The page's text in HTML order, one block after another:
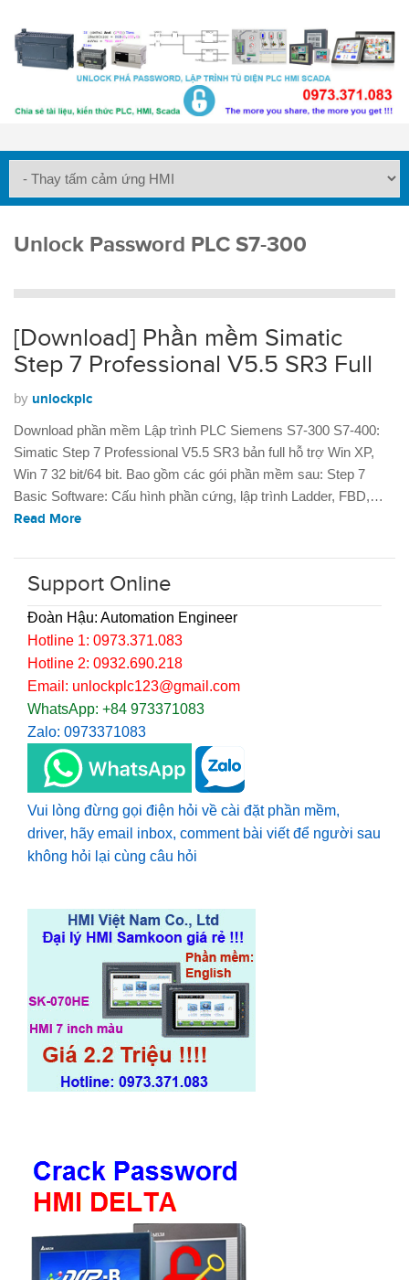
Unlock Password PLC S7-300
[Download] Phần mềm Simatic
Step 7 Professional V5.5 SR3 Full
by unlockplc
Download phần mềm Lập trình PLC Siemens S7-300 S7-400:
Simatic Step 7 Professional V5.5 SR3 bản full hỗ trợ Win XP,
Win 7 32 bit/64 bit. Bao gồm các gói phần mềm sau: Step 7
Basic Software: Cấu hình phần cứng, lập trình Ladder, FBD,…
Read More
Support Online
Đoàn Hậu: Automation Engineer
Hotline 1: 0973.371.083
Hotline 2: 0932.690.218
Email: unlockplc123@gmail.com
WhatsApp: +84 973371083
Zalo: 0973371083
Vui lòng đừng gọi điện hỏi về cài đặt phần mềm,
driver, hãy email inbox, comment bài viết để người sau
không hỏi lại cùng câu hỏi